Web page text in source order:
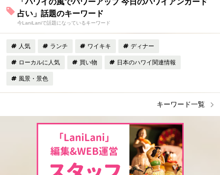
「ハワイの風でパワーアップ 今日のハワイアンカード
占い」話題のキーワード
今LaniLaniで話題になっているキーワード
人気 ランチ ワイキキ ディナー
ローカルに人気 買い物 日本のハワイ関連情報
風景・景色
キーワード一覧